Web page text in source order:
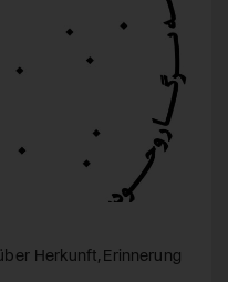
Herkunft, Erinnerung